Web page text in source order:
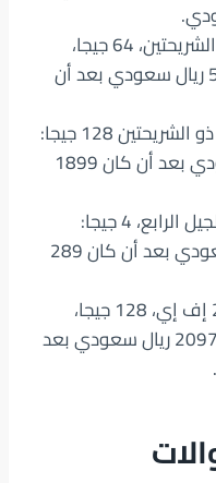
شاومي ريدمي نوت 11 ذو الشريحتين، 64 جيجا،
الجيل الرابع: السعر الآن 579 ريال سعودي بعد أن
سامسونج جلاكسي إيه 73 ذو الشريحتين 128 جيجا:
السعر الآن 1699 ريال سعودي بعد أن كان 1899
نوكيا 8000 ذو الشريحتين الجيل الرابع، 4 جيجا:
السعر الآن 268.95 ريال سعودي بعد أن كان 289
سامسونج جلاكسي إس 21 إف إي، 128 جيجا،
الجيل الخامس: السعر الآن 2097 ريال سعودي بعد